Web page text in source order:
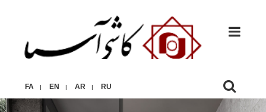
FA | EN | AR | RU